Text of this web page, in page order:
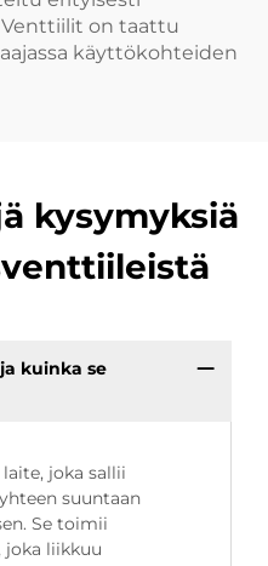
on taattu
käyttökohteiden
kysymyksiä
kuinka se
joka sallii
suuntaan
Se toimii
joka liikkuu